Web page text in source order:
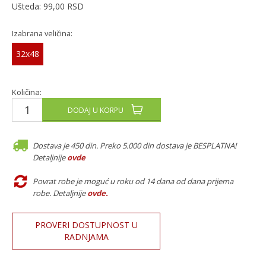
Ušteda: 99,00 RSD
Izabrana veličina:
32x48
Količina:
DODAJ U KORPU
Dostava je 450 din. Preko 5.000 din dostava je BESPLATNA!
Detaljnijeovde
Povrat robe je moguć u roku od 14 dana od dana prijema
robe. Detaljnije ovde.
PROVERI DOSTUPNOST U
RADNJAMA